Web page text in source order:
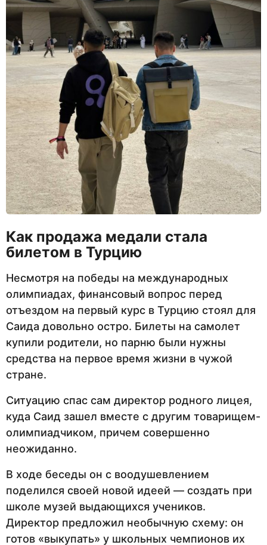
Как продажа медали стала
билетом в Турцию
Несмотря на победы на международных
олимпиадах, финансовый вопрос перед
отъездом на первый курс в Турцию стоял для
Саида довольно остро. Билеты на самолет
купили родители, но парню были нужны
средства на первое время жизни в чужой
стране.
Ситуацию спас сам директор родного лицея,
куда Саид зашел вместе с другим товарищем-
олимпиадчиком, причем совершенно
неожиданно.
В ходе беседы он с воодушевлением
поделился своей новой идеей — создать при
школе музей выдающихся учеников.
Директор предложил необычную схему: он
готов «выкупать» у школьных чемпионов их